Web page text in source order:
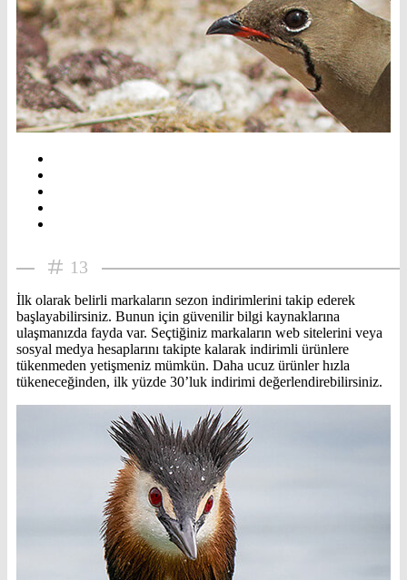
13
İlk olarak belirli markaların sezon indirimlerini takip ederek
başlayabilirsiniz. Bunun için güvenilir bilgi kaynaklarına
ulaşmanızda fayda var. Seçtiğiniz markaların web sitelerini veya
sosyal medya hesaplarını takipte kalarak indirimli ürünlere
tükenmeden yetişmeniz mümkün. Daha ucuz ürünler hızla
tükeneceğinden, ilk yüzde 30’luk indirimi değerlendirebilirsiniz.